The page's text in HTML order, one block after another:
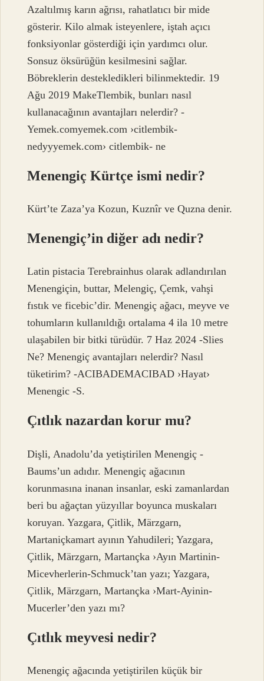
Azaltılmış karın ağrısı, rahatlatıcı bir mide
gösterir. Kilo almak isteyenlere, iştah açıcı
fonksiyonlar gösterdiği için yardımcı olur.
Sonsuz öksürüğün kesilmesini sağlar.
Böbreklerin destekledikleri bilinmektedir. 19
Ağu 2019 MakeTlembik, bunları nasıl
kullanacağının avantajları nelerdir? -
Yemek.comyemek.com ›citlembik-
nedyyyemek.com› citlembik- ne
Menengiç Kürtçe ismi nedir?
Kürt’te Zaza’ya Kozun, Kuznîr ve Quzna denir.
Menengiç’in diğer adı nedir?
Latin pistacia Terebrainhus olarak adlandırılan
Menengiçin, buttar, Melengiç, Çemk, vahşi
fıstık ve ficebic’dir. Menengiç ağacı, meyve ve
tohumların kullanıldığı ortalama 4 ila 10 metre
ulaşabilen bir bitki türüdür. 7 Haz 2024 -Slies
Ne? Menengiç avantajları nelerdir? Nasıl
tüketirim? -ACIBADEMACIBAD ›Hayat›
Menengic -S.
Çıtlık nazardan korur mu?
Dişli, Anadolu’da yetiştirilen Menengiç -
Baums’un adıdır. Menengiç ağacının
korunmasına inanan insanlar, eski zamanlardan
beri bu ağaçtan yüzyıllar boyunca muskaları
koruyan. Yazgara, Çitlik, Märzgarn,
Martaniçkamart ayının Yahudileri; Yazgara,
Çitlik, Märzgarn, Martançka ›Ayın Martinin-
Micevherlerin-Schmuck’tan yazı; Yazgara,
Çitlik, Märzgarn, Martançka ›Mart-Ayinin-
Mucerler’den yazı mı?
Çıtlık meyvesi nedir?
Menengiç ağacında yetiştirilen küçük bir